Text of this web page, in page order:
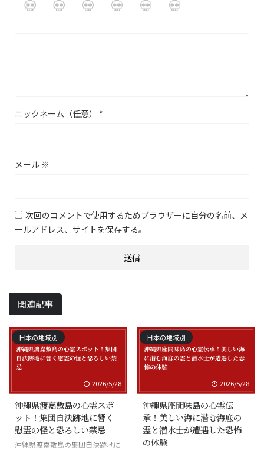
ニックネーム（任意） *
メール ※
次回のコメントで使用するためブラウザーに自分の名前、メ
ールアドレス、サイトを保存する。
関連記事
日本の地域別
2026/5/28
沖縄県渡嘉敷島の心霊スポ
ット！集団自決跡地に響く
慰霊の怪と恐ろしい禁忌
沖縄県渡嘉敷島の集団自決跡地に
日本の地域別
2026/5/28
沖縄県座間味島の心霊伝
承！美しい海に潜む海底の
霊と潜水士が遭遇した恐怖
の体験